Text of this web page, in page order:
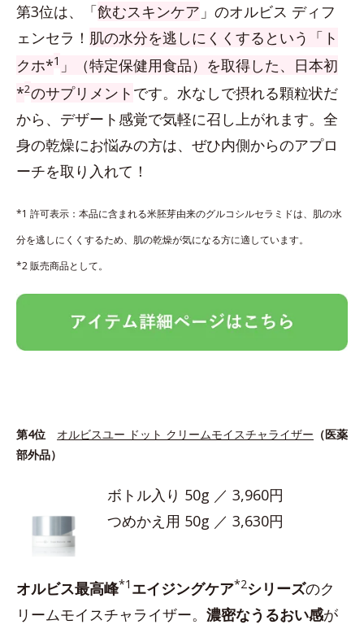
第3位は、「飲むスキンケア 」のオルビス ディフ
ェンセラ！ 肌の水分を逃しにくくするという「ト
クホ*1 」（特定保健用食品）を取得した、日本初
*2のサプリメント です。水なしで摂れる顆粒状だ
から、デザート感覚で気軽に召し上がれます。全
身の乾燥にお悩みの方は、ぜひ内側からのアプロ
ーチを取り入れて！
*1 許可表示：本品に含まれる米胚芽由来のグルコシルセラミドは、肌の水
分を逃しにくくするため、肌の乾燥が気になる方に適しています。
*2 販売商品として。
第4位 オルビスユー ドット クリームモイスチャライザー （医薬
部外品）
ボトル入り 50g ／ 3,960円
つめかえ用 50g ／ 3,630円
オルビス最高峰*1 エイジングケア*2シリーズのク
リームモイスチャライザー。 濃密なうるおい感が